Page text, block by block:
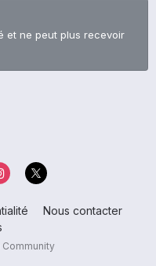
et ne peut plus recevoir
Nous contacter